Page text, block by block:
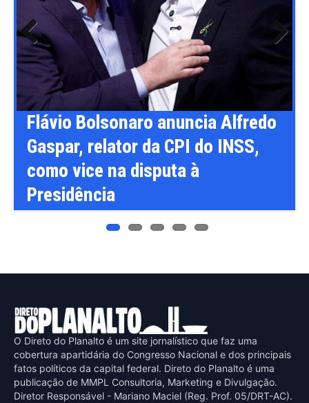
Câmara pode votar medidas
provisórias e projetos ligados ao
agronegócio na próxima semana
Previ
ous
Next
O Direto do Planalto é um site jornalístico que faz uma
cobertura apartidária do Congresso Nacional e dos principais
fatos políticos da capital federal. Direto do Planalto é uma
publicaçāo de MMPL Consultoria, Marketing e Divulgaçāo.
Diretor Responsável - Mariano Maciel (Reg. Prof. 05/DRT-AC).